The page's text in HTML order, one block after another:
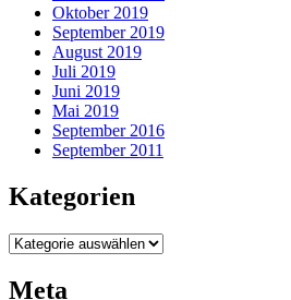
Oktober 2019
September 2019
August 2019
Juli 2019
Juni 2019
Mai 2019
September 2016
September 2011
Kategorien
Kategorien
Meta